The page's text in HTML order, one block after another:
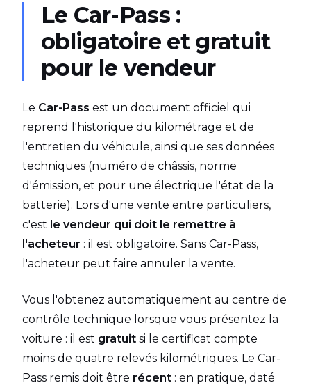
Le Car-Pass :
obligatoire et gratuit
pour le vendeur
Le Car-Pass est un document officiel qui
reprend l'historique du kilométrage et de
l'entretien du véhicule, ainsi que ses données
techniques (numéro de châssis, norme
d'émission, et pour une électrique l'état de la
batterie). Lors d'une vente entre particuliers,
c'est le vendeur qui doit le remettre à
l'acheteur : il est obligatoire. Sans Car-Pass,
l'acheteur peut faire annuler la vente.
Vous l'obtenez automatiquement au centre de
contrôle technique lorsque vous présentez la
voiture : il est gratuit si le certificat compte
moins de quatre relevés kilométriques. Le Car-
Pass remis doit être récent : en pratique, daté